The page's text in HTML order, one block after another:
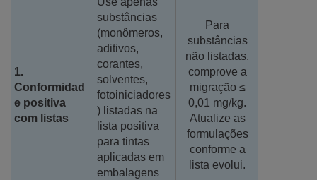
1.
Conformidad
e positiva
com listas
substâncias
(monômeros,
aditivos,
corantes,
solventes,
fotoiniciadores
) listadas na
lista positiva
para tintas
aplicadas em
embalagens
Para
substâncias
não listadas,
comprove a
migração ≤
0,01 mg/kg.
Atualize as
formulações
conforme a
lista evolui.